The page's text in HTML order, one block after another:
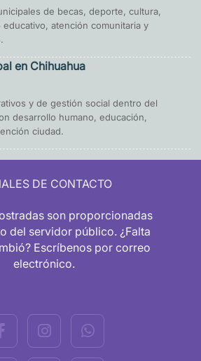
de becas, deporte, cultura,
atención comunitaria y
en Chihuahua
y de gestión social dentro del
desarrollo humano, educación,
ciudad.
DE CONTACTO
son proporcionadas
del servidor público. ¿Falta
Escríbenos por correo
electrónico.